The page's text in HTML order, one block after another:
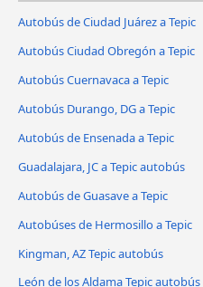
Autobús de Ciudad Juárez a Tepic
Autobús Ciudad Obregón a Tepic
Autobús Cuernavaca a Tepic
Autobús Durango, DG a Tepic
Autobús de Ensenada a Tepic
Guadalajara, JC a Tepic autobús
Autobús de Guasave a Tepic
Autobúses de Hermosillo a Tepic
Kingman, AZ Tepic autobús
León de los Aldama Tepic autobús